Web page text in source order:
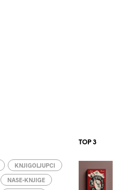
KNJIGOLJUPCI
NASE-KNJIGE
TOP 3